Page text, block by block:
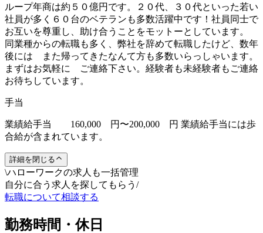
ループ年商は約５０億円です。２０代、３０代といった若い
社員が多く６０台のベテランも多数活躍中です！社員同士で
お互いを尊重し、助け合うことをモットーとしています。
同業種からの転職も多く、弊社を辞めて転職したけど、数年
後には また帰ってきたなんて方も多数いらっしゃいます。
まずはお気軽に ご連絡下さい。経験者も未経験者もご連絡
お待ちしています。
手当
業績給手当 160,000 円〜200,000 円 業績給手当には歩
合給が含まれています。
詳細を閉じる
\ハローワークの求人も一括管理
自分に合う求人を探してもらう /
転職について相談する
勤務時間・休日